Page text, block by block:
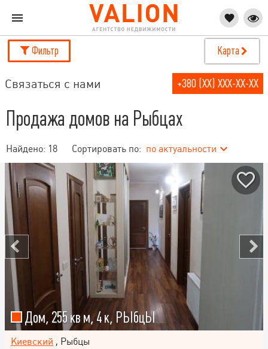
Фильтр Карта
Связаться с нами +380 (XX) XXX-XX-XX
Продажа домов на Рыбцах
Найдено: 18 Сортировать по: по актуальности
Дом, 255 кв м, 4 к, РЬІбцЬІ
Киевский , Рыбцы